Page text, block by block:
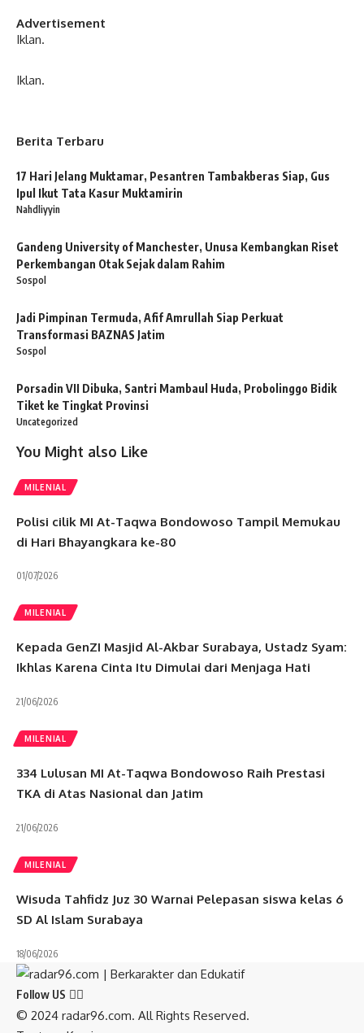
Advertisement
Iklan.
Iklan.
Berita Terbaru
17 Hari Jelang Muktamar, Pesantren Tambakberas Siap, Gus
Ipul Ikut Tata Kasur Muktamirin
Nahdliyyin
Gandeng University of Manchester, Unusa Kembangkan Riset
Perkembangan Otak Sejak dalam Rahim
Sospol
Jadi Pimpinan Termuda, Afif Amrullah Siap Perkuat
Transformasi BAZNAS Jatim
Sospol
Porsadin VII Dibuka, Santri Mambaul Huda, Probolinggo Bidik
Tiket ke Tingkat Provinsi
Uncategorized
You Might also Like
MILENIAL
Polisi cilik MI At-Taqwa Bondowoso Tampil Memukau
di Hari Bhayangkara ke-80
01/07/2026
MILENIAL
Kepada GenZI Masjid Al-Akbar Surabaya, Ustadz Syam:
Ikhlas Karena Cinta Itu Dimulai dari Menjaga Hati
21/06/2026
MILENIAL
334 Lulusan MI At-Taqwa Bondowoso Raih Prestasi
TKA di Atas Nasional dan Jatim
21/06/2026
MILENIAL
Wisuda Tahfidz Juz 30 Warnai Pelepasan siswa kelas 6
SD Al Islam Surabaya
18/06/2026
Follow US
© 2024 radar96.com. All Rights Reserved.